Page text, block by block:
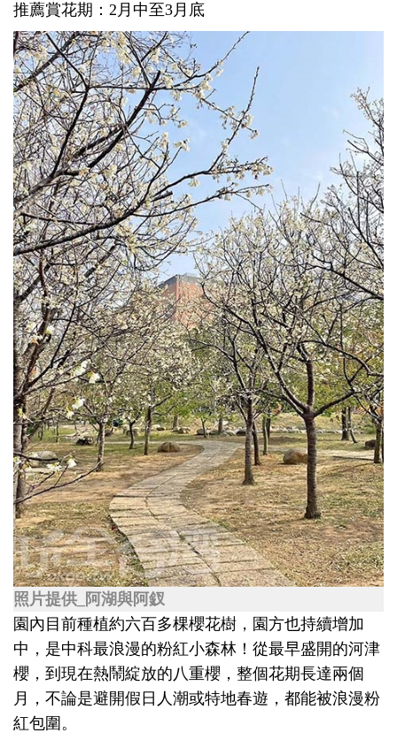
推薦賞花期：2月中至3月底
照片提供_阿湖與阿釵
園內目前種植約六百多棵櫻花樹，園方也持續增加
中，是中科最浪漫的粉紅小森林！從最早盛開的河津
櫻，到現在熱鬧綻放的八重櫻，整個花期長達兩個
月，不論是避開假日人潮或特地春遊，都能被浪漫粉
紅包圍。